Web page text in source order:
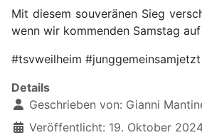
Mit diesem souveränen Sieg
wenn wir kommenden Samstag
#tsvweilheim
Details
Geschrieben von: Gianni
Veröffentlicht: 19. Oktober